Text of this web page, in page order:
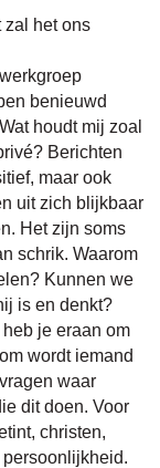
zal het ons
benieuwd
houdt mij zoal
Berichten
maar ook
uit zich blijkbaar
Het zijn soms
schrik. Waarom
Kunnen we
is en denkt?
je eraan om
wordt iemand
waar
dit doen. Voor
christen,